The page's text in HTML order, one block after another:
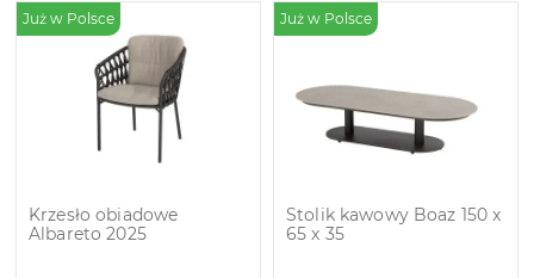
Już w Polsce
Krzesło obiadowe
Albareto 2025
Już w Polsce
Stolik kawowy Boaz 150 x
65 х 35